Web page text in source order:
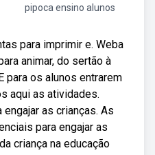
pipoca ensino alunos
para imprimir e. Weba
animar, do sertão à
para os alunos entrarem
aqui as atividades.
as crianças. As
para engajar as
criança na educação